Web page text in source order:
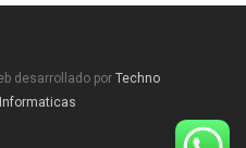
desarrollado por Techno